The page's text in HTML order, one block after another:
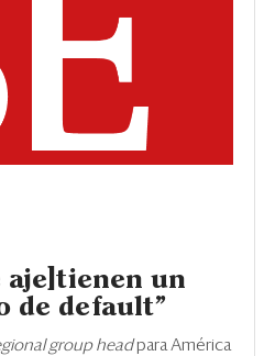
aje]tienen un
de default”
group headpara América